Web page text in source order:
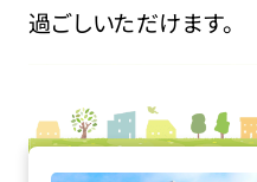
過ごしいただけます。
家族葬の長坂 小平仲町